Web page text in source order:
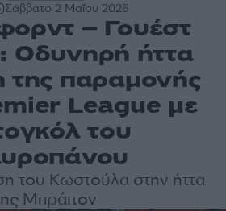
Σάββατο 2 Μαΐου 2026
– Γουέστ
Οδυνηρή ήττα
της παραμονής
League με
του
του Κωστούλα στην ήττα
Μπράιτον